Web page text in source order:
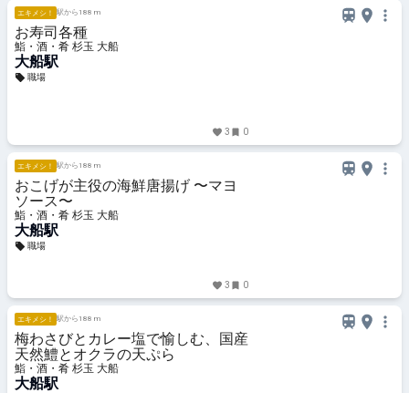
エキメシ！ 駅から188 m
お寿司各種
鮨・酒・肴 杉玉 大船
大船駅
職場
3 0
エキメシ！ 駅から188 m
おこげが主役の海鮮唐揚げ 〜マヨ
ソース〜
鮨・酒・肴 杉玉 大船
大船駅
職場
3 0
エキメシ！ 駅から188 m
梅わさびとカレー塩で愉しむ、国産
天然鱧とオクラの天ぷら
鮨・酒・肴 杉玉 大船
大船駅